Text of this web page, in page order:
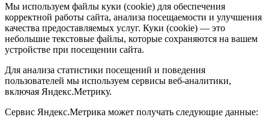
Мы используем файлы куки (cookie) для обеспечения
корректной работы сайта, анализа посещаемости и улучшения
качества предоставляемых услуг. Куки (cookie) — это
небольшие текстовые файлы, которые сохраняются на вашем
устройстве при посещении сайта.
Для анализа статистики посещений и поведения
пользователей мы используем сервисы веб-аналитики,
включая Яндекс.Метрику.
Сервис Яндекс.Метрика может получать следующие данные: